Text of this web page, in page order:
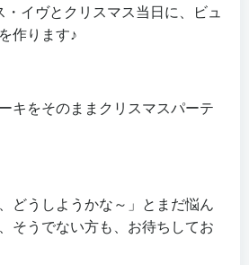
イヴとクリスマス当日に、ビュ
作ります♪
キをそのままクリスマスパーテ
どうしようかな～」とまだ悩ん
そうでない方も、お待ちしてお